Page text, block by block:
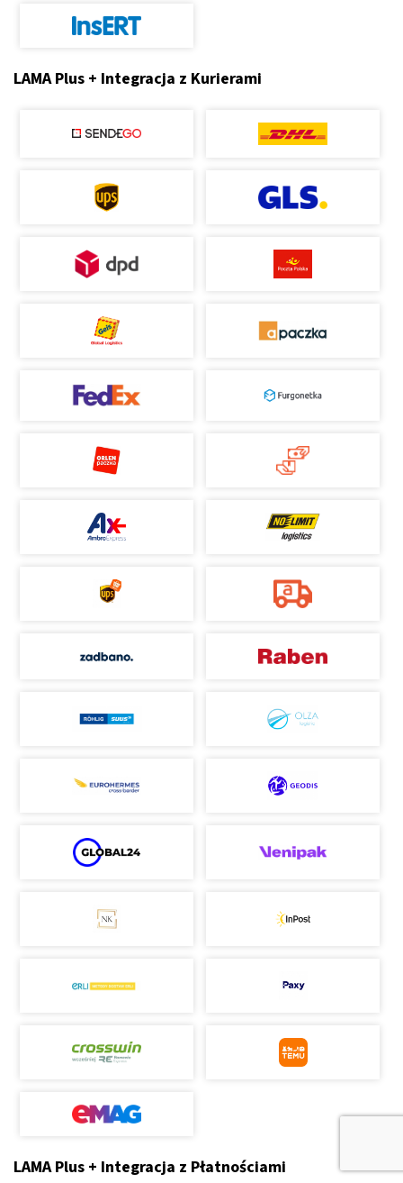
LAMA Plus + Integracja z Kurierami
LAMA Plus + Integracja z Płatnościami